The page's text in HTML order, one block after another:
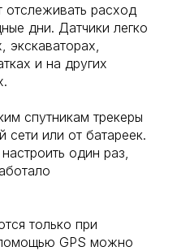
отслеживать расход
дни. Датчики легко
экскаваторах,
и на других
спутникам трекеры
сети или от батареек.
один раз,
только при
GPS можно